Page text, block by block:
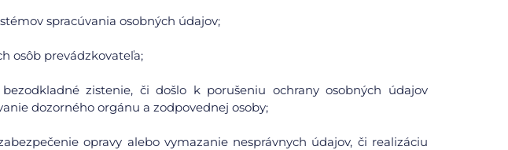
spracúvania osobných údajov;
osôb prevádzkovateľa;
zistenie, či došlo k porušeniu ochrany osobných údajov
dozorného orgánu a zodpovednej osoby;
opravy alebo vymazanie nesprávnych údajov, či realizáciu